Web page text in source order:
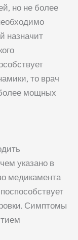
но не более
назначит
то врач
мощных
указано в
медикамента
Симптомы